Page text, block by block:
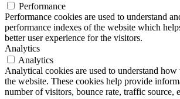
Performance
Performance cookies are used to understand
performance indexes of the website which
better user experience for the visitors.
Analytics
Analytics
Analytical cookies are used to understand
the website. These cookies help provide
number of visitors, bounce rate, traffic source,